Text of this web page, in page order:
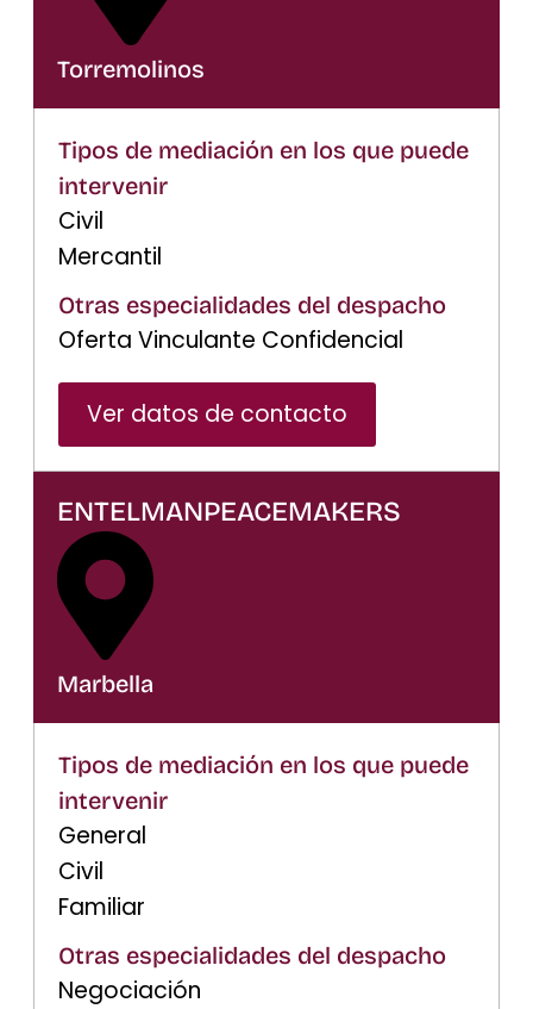
Torremolinos
Tipos de mediación en los que puede
intervenir
Civil
Mercantil
Otras especialidades del despacho
Oferta Vinculante Confidencial
Ver datos de contacto
ENTELMANPEACEMAKERS
Marbella
Tipos de mediación en los que puede
intervenir
General
Civil
Familiar
Otras especialidades del despacho
Negociación